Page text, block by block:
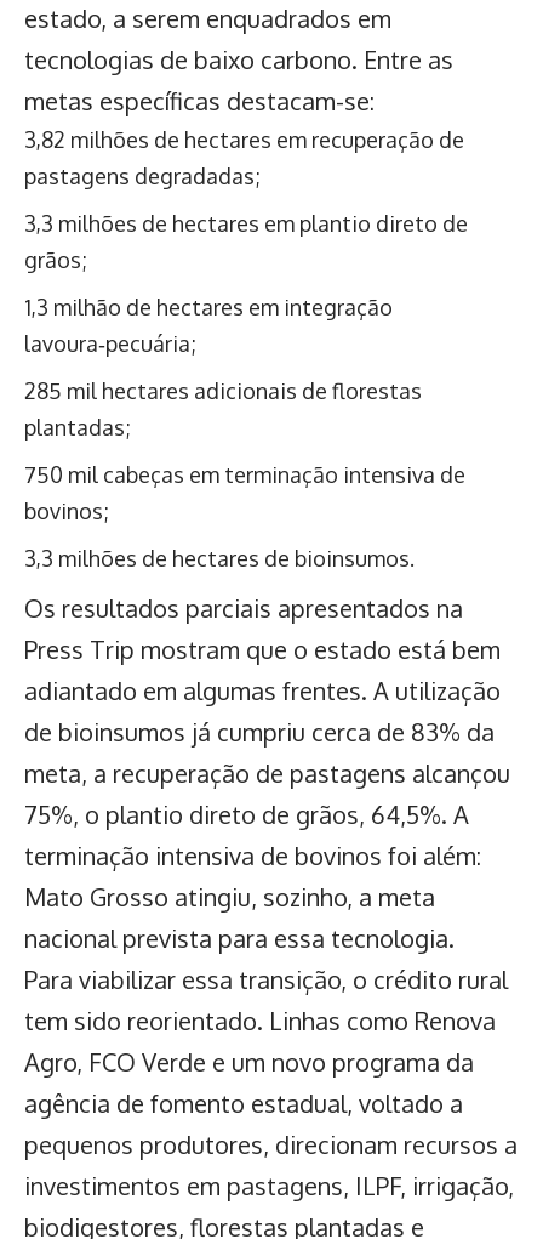
estado, a serem enquadrados em
tecnologias de baixo carbono. Entre as
metas específicas destacam-se:
3,82 milhões de hectares em recuperação de
pastagens degradadas;
3,3 milhões de hectares em plantio direto de
grãos;
1,3 milhão de hectares em integração
lavoura‑pecuária;
285 mil hectares adicionais de florestas
plantadas;
750 mil cabeças em terminação intensiva de
bovinos;
3,3 milhões de hectares de bioinsumos.
Os resultados parciais apresentados na
Press Trip mostram que o estado está bem
adiantado em algumas frentes. A utilização
de bioinsumos já cumpriu cerca de 83% da
meta, a recuperação de pastagens alcançou
75%, o plantio direto de grãos, 64,5%. A
terminação intensiva de bovinos foi além:
Mato Grosso atingiu, sozinho, a meta
nacional prevista para essa tecnologia.
Para viabilizar essa transição, o crédito rural
tem sido reorientado. Linhas como Renova
Agro, FCO Verde e um novo programa da
agência de fomento estadual, voltado a
pequenos produtores, direcionam recursos a
investimentos em pastagens, ILPF, irrigação,
biodigestores, florestas plantadas e